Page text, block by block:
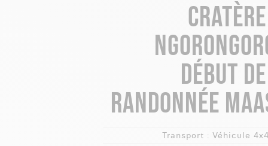
DÉBUT
RANDONNÉE
Transport : Véhicule